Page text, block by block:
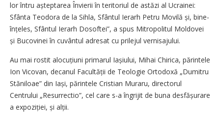
lor întru așteptarea Învierii în teritoriul de astăzi al Ucrainei:
Sfânta Teodora de la Sihla, Sfântul Ierarh Petru Movilă și, bine­
în­țeles, Sfântul Ierarh Dosoftei”, a spus Mitropolitul Moldovei
și Bucovinei în cuvântul adresat cu prilejul vernisajului.
Au mai rostit alocuțiuni primarul Iașiului, Mihai Chirica, părintele
Ion Vicovan, decanul Facultății de Teologie Ortodoxă „Dumitru
Stăniloae” din Iași, părintele Cristian Muraru, directorul
Centrului „Resurrectio”, cel care s-a îngrijit de buna desfășurare
a expoziției, și alții.